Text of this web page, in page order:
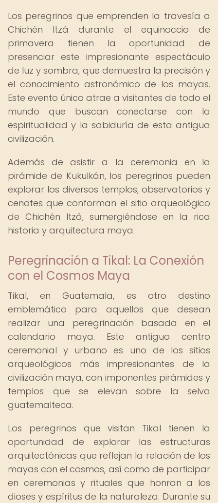
Los peregrinos que emprenden la travesía a
Chichén Itzá durante el equinoccio de
primavera tienen la oportunidad de
presenciar este impresionante espectáculo
de luz y sombra, que demuestra la precisión y
el conocimiento astronómico de los mayas.
Este evento único atrae a visitantes de todo el
mundo que buscan conectarse con la
espiritualidad y la sabiduría de esta antigua
civilización.
Además de asistir a la ceremonia en la
pirámide de Kukulkán, los peregrinos pueden
explorar los diversos templos, observatorios y
cenotes que conforman el sitio arqueológico
de Chichén Itzá, sumergiéndose en la rica
historia y arquitectura maya.
Peregrinación a Tikal: La Conexión
con el Cosmos Maya
Tikal, en Guatemala, es otro destino
emblemático para aquellos que desean
realizar una peregrinación basada en el
calendario maya. Este antiguo centro
ceremonial y urbano es uno de los sitios
arqueológicos más impresionantes de la
civilización maya, con imponentes pirámides y
templos que se elevan sobre la selva
guatemalteca.
Los peregrinos que visitan Tikal tienen la
oportunidad de explorar las estructuras
arquitectónicas que reflejan la relación de los
mayas con el cosmos, así como de participar
en ceremonias y rituales que honran a los
dioses y espíritus de la naturaleza. Durante su